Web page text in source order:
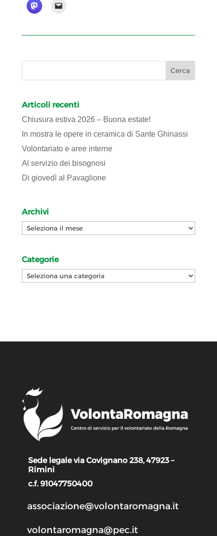
Articoli recenti
Chiusura estiva 2026 – Buona estate!
In mostra le opere in ceramica di Sante Ghinassi
Volontariato e aree interne
Al servizio dei bisognosi
Di giovedì al Pavaglione
Archivi
Archivi
Categorie
Categorie
Sede legale via Covignano 238, 47923 –
Rimini
c.f. 91047750400
associazione@volontaromagna.it
volontaromagna@pec.it